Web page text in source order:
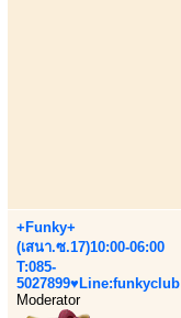
+Funky+
(เสนา.ซ.17)10:00-06:00
T:085-
5027899♥Line:funkyclub
Moderator